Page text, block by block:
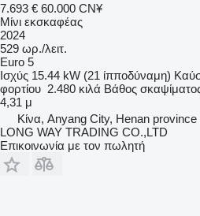
7.693 € 60.000 CN¥
Μίνι εκσκαφέας
2024
529 ωρ./λειτ.
Euro 5
Ισχύς 15.44 kW (21 ίπποδύναμη)
φορτίου 2.480 κιλά Βάθος
4,31 μ
Κίνα, Anyang City, Henan province
LONG WAY TRADING CO.,LTD
Επικοινωνία με τον πωλητή